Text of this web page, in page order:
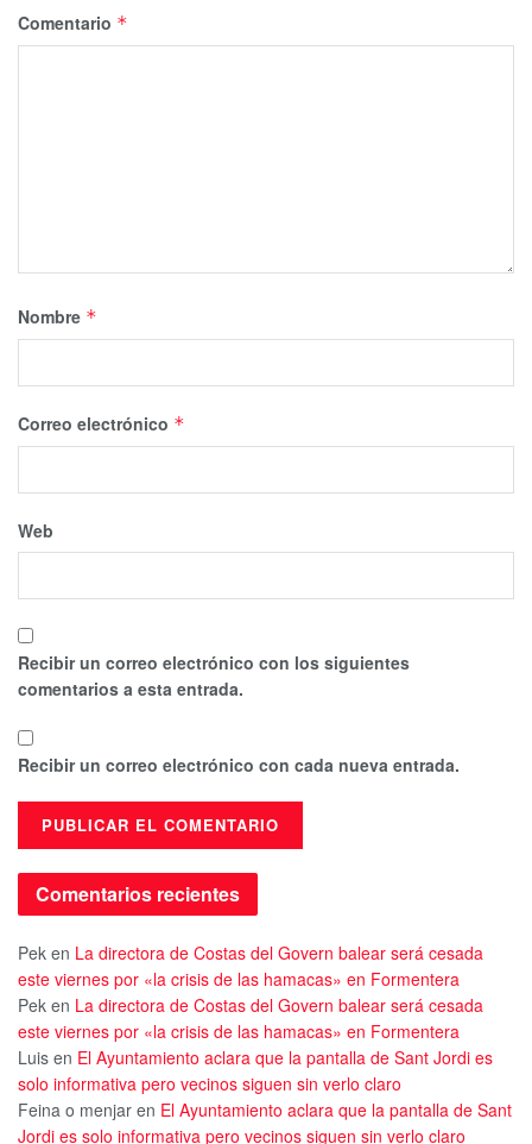
Comentario *
Nombre *
Correo electrónico *
Web
Recibir un correo electrónico con los siguientes
comentarios a esta entrada.
Recibir un correo electrónico con cada nueva entrada.
Comentarios recientes
Pek en La directora de Costas del Govern balear será cesada
este viernes por «la crisis de las hamacas» en Formentera
Pek en La directora de Costas del Govern balear será cesada
este viernes por «la crisis de las hamacas» en Formentera
Luis en El Ayuntamiento aclara que la pantalla de Sant Jordi es
solo informativa pero vecinos siguen sin verlo claro
Feina o menjar en El Ayuntamiento aclara que la pantalla de Sant
Jordi es solo informativa pero vecinos siguen sin verlo claro